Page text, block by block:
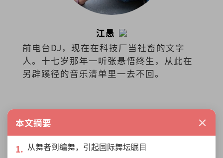
江愚
前电台DJ，现在在科技厂当社畜的文字
人。十七岁那年一听张悬悟终生，从此在
另辟蹊径的音乐清单里一去不回。
更多作者 »
本文摘要 ×
从舞者到编舞，引起国际舞坛瞩目